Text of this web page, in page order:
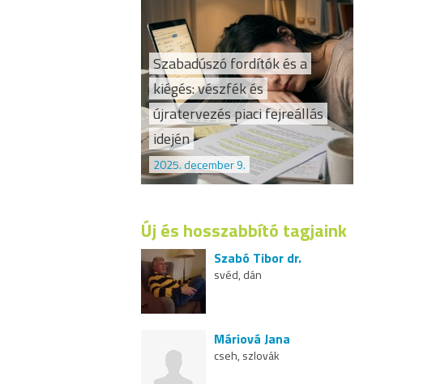
Szabadúszó fordítók és a
kiégés: vészfék és
újratervezés piaci fejreállás
idején
2025. december 9.
Új és hosszabbító tagjaink
Szabó Tibor dr.
svéd, dán
Máriová Jana
cseh, szlovák